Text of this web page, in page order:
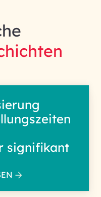
signifikant